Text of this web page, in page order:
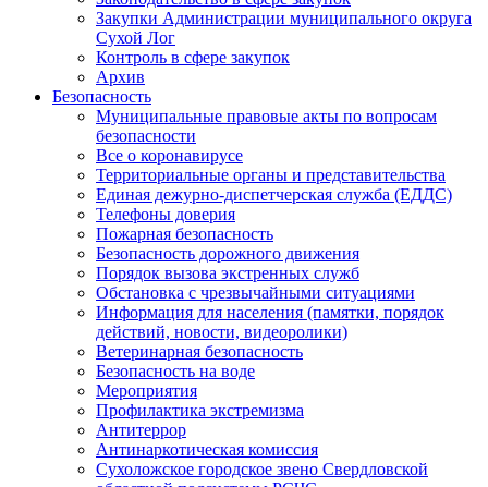
Закупки Администрации муниципального округа
Сухой Лог
Контроль в сфере закупок
Архив
Безопасность
Муниципальные правовые акты по вопросам
безопасности
Все о коронавирусе
Территориальные органы и представительства
Единая дежурно-диспетчерская служба (ЕДДС)
Телефоны доверия
Пожарная безопасность
Безопасность дорожного движения
Порядок вызова экстренных служб
Обстановка с чрезвычайными ситуациями
Информация для населения (памятки, порядок
действий, новости, видеоролики)
Ветеринарная безопасность
Безопасность на воде
Мероприятия
Профилактика экстремизма
Антитеррор
Антинаркотическая комиссия
Сухоложское городское звено Свердловской